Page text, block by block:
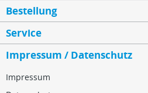
Bestellung
Service
Impressum / Datenschutz
Impressum